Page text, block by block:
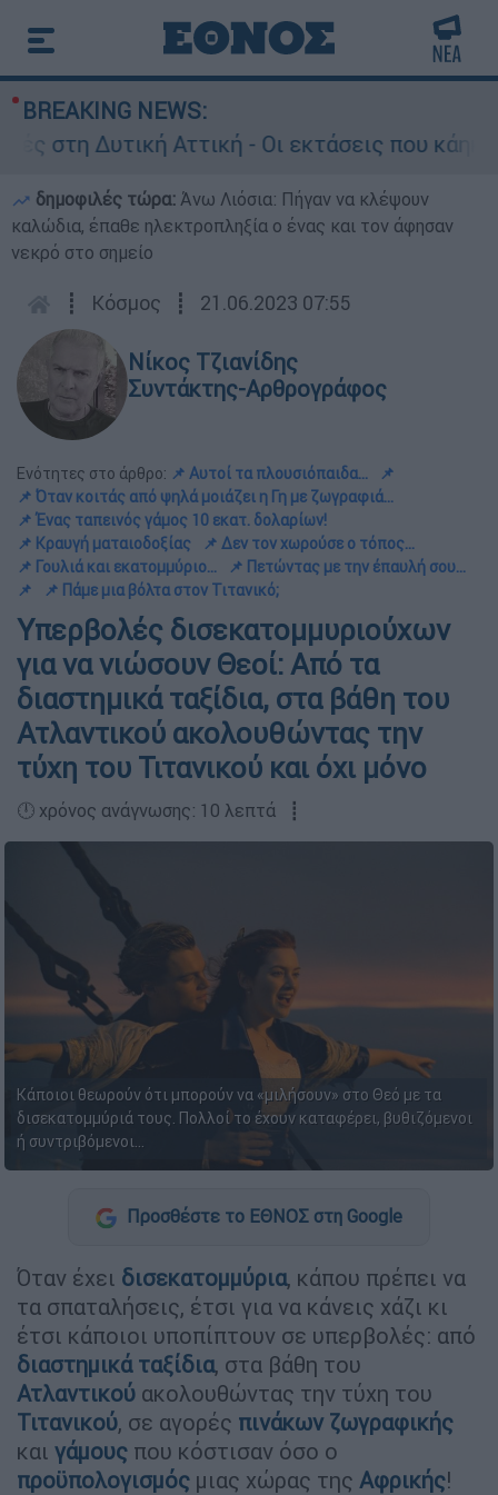
BREAKING NEWS:
Αττική - Οι εκτάσεις που κάηκαν και η
δημοφιλές τώρα: Άνω Λιόσια: Πήγαν να κλέψουν
καλώδια, έπαθε ηλεκτροπληξία ο ένας και τον άφησαν
νεκρό στο σημείο
┋ Κόσμος ┋ 21.06.2023 07:55
Νίκος Τζιανίδης
Συντάκτης-Αρθρογράφος
Ενότητες στο άρθρο: 📌 Αυτοί τα πλουσιόπαιδα...
📌
📌 Όταν κοιτάς από ψηλά μοιάζει η Γη με ζωγραφιά...
📌 Ένας ταπεινός γάμος 10 εκατ. δολαρίων!
📌 Κραυγή ματαιοδοξίας
📌 Δεν τον χωρούσε ο τόπος...
📌 Γουλιά και εκατομμύριο...
📌 Πετώντας με την έπαυλή σου...
📌
📌 Πάμε μια βόλτα στον Τιτανικό;
Υπερβολές δισεκατομμυριούχων
για να νιώσουν Θεοί: Από τα
διαστημικά ταξίδια, στα βάθη του
Ατλαντικού ακολουθώντας την
τύχη του Τιτανικού και όχι μόνο
🕛 χρόνος ανάγνωσης: 10 λεπτά ┋
Κάποιοι θεωρούν ότι μπορούν να «μιλήσουν» στο Θεό με τα
δισεκατομμύριά τους. Πολλοί το έχουν καταφέρει, βυθιζόμενοι
ή συντριβόμενοι...
Προσθέστε το ΕΘΝΟΣ στη Google
Όταν έχει δισεκατομμύρια, κάπου πρέπει να
τα σπαταλήσεις, έτσι για να κάνεις χάζι κι
έτσι κάποιοι υποπίπτουν σε υπερβολές: από
διαστημικά ταξίδια, στα βάθη του
Ατλαντικού ακολουθώντας την τύχη του
Τιτανικού, σε αγορές πινάκων ζωγραφικής
και γάμους που κόστισαν όσο ο
προϋπολογισμός μιας χώρας της Αφρικής!